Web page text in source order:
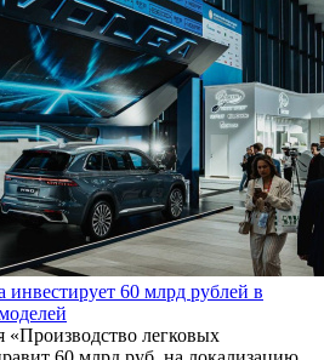
инвестирует 60 млрд рублей в
легковых